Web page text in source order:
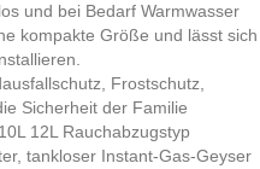
und bei Bedarf Warmwasser
kompakte Größe und lässt sich
Frostschutz,
Sicherheit der Familie
12L Rauchabzugstyp
tankloser Instant-Gas-Geyser